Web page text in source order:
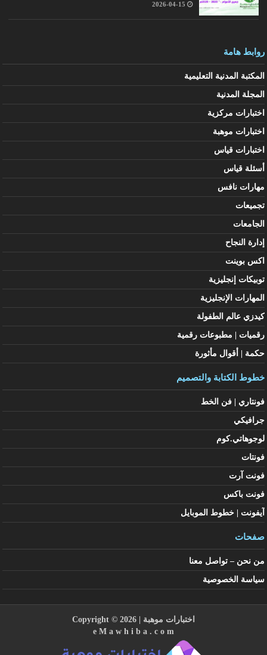
2026-04-15
روابط هامة
المكتبة المدنية التعليمية
المجلة المدنية
اختبارات مركزية
اختبارات موهبة
اختبارات قياس
أسئلة قياس
مهارات نافس
تجميعات
الجامعات
إدارة النجاح
اكس بوينت
توبيكات إنجليزية
المهارات الإنجليزية
كيدزي عالم الطفولة
رقميات | مطبوعات رقمية
حكمة | أقوال مأثورة
خطوط الكتابة والتصميم
فونتاري | فن الخط
جرافيكي
لوجوهاتي.كوم
فونتات
فونت آرت
فونت باكس
آيفونت | خطوط الموبايل
صفحات
من نحن – تواصل معنا
سياسة الخصوصية
اختبارات موهبة
e M a w h i b a . c o m